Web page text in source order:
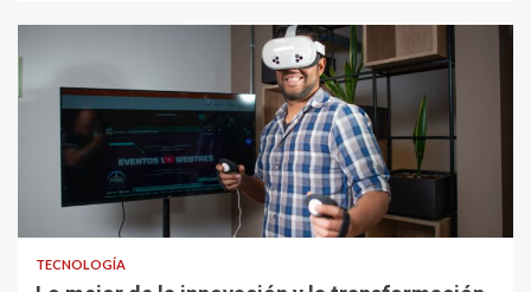
TECNOLOGÍA